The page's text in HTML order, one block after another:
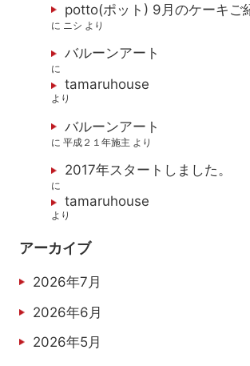
potto(ポット) 9月のケーキご
に ニシ より
バルーンアート
に
tamaruhouse
より
バルーンアート
に平成２１年施主 より
2017年スタートしました。
に
tamaruhouse
より
アーカイブ
2026年7月
2026年6月
2026年5月